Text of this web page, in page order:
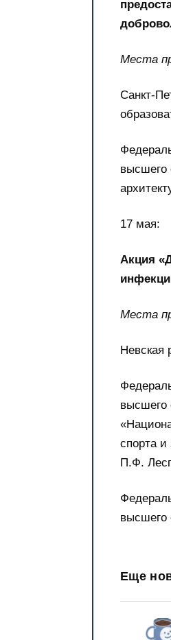
Места
Санкт-
высшего
17 мая:
Акция
Места
Невская
высшего
спорта и
П.Ф.
высшего
Еще